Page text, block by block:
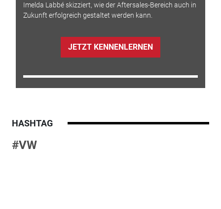
Imelda Labbé skizziert, wie der Aftersales-Bereich auch in
Zukunft erfolgreich gestaltet werden kann.
JETZT KENNENLERNEN
HASHTAG
#VW